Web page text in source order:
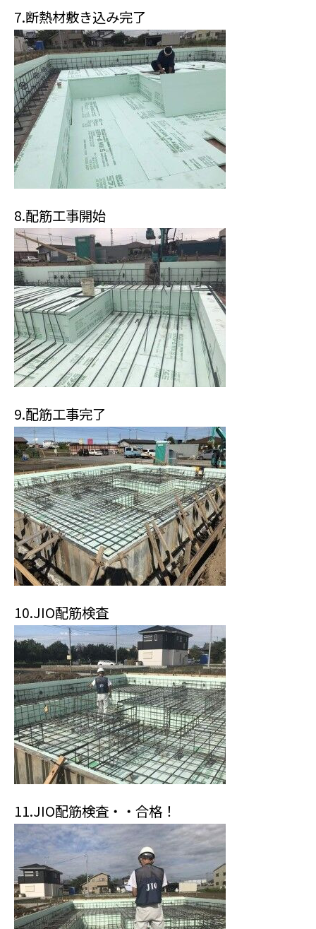
7.断熱材敷き込み完了
8.配筋工事開始
9.配筋工事完了
10.JIO配筋検査
11.JIO配筋検査・・合格！